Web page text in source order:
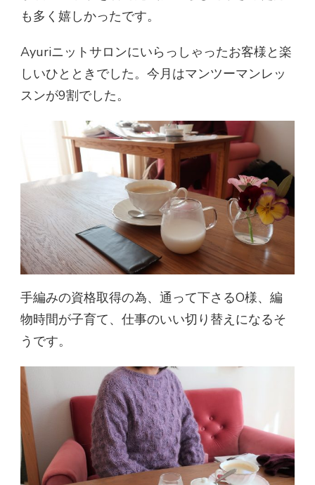
も多く嬉しかったです。
Ayuriニットサロンにいらっしゃったお客様と楽
しいひとときでした。今月はマンツーマンレッ
スンが9割でした。
手編みの資格取得の為、通って下さるO様、編
物時間が子育て、仕事のいい切り替えになるそ
うです。